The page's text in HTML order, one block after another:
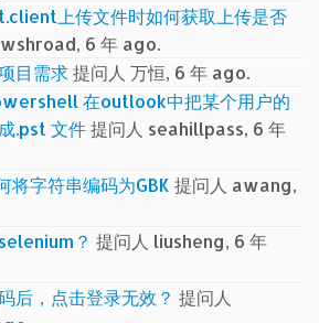
上传文件时如何获取上传是否
6 年 ago.
目需求提问人 万恒, 6 年 ago.
在outlook中把某个用户的
.pst 文件提问人 seahillpass, 6 年
字符串编码为GBK 提问人 awang,
？ 提问人 liusheng, 6 年
后，点击登录无效？ 提问人